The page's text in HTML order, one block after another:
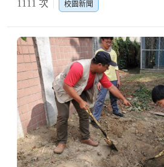
1111 次
校園新聞